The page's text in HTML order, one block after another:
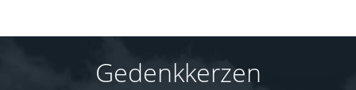
Gedenkkerzen